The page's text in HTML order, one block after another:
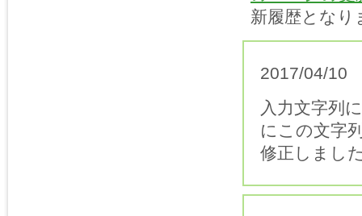
新履歴となり
2017/04/10
入力文字列
にこの文字
修正しまし